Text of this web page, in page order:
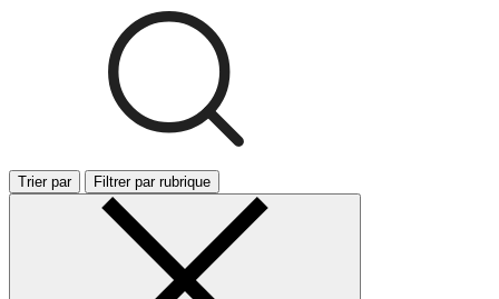
Trier par Filtrer par rubrique